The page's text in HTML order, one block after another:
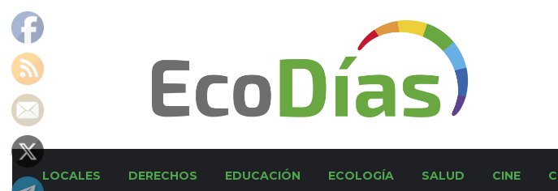
LOCALES DERECHOS EDUCACIÓN ECOLOGÍA SALUD CINE